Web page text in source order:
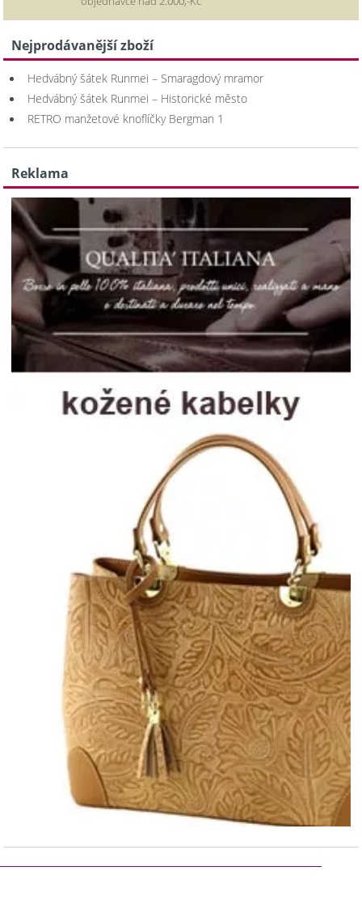
Nejprodávanější zboží
Hedvábný šátek Runmei – Smaragdový mramor
Hedvábný šátek Runmei – Historické město
RETRO manžetové knoflíčky Bergman 1
Reklama